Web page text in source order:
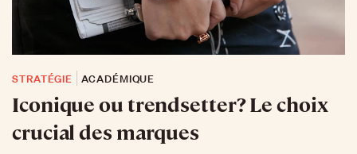
STRATÉGIE ACADÉMIQUE
Iconique ou trendsetter? Le choix
crucial des marques